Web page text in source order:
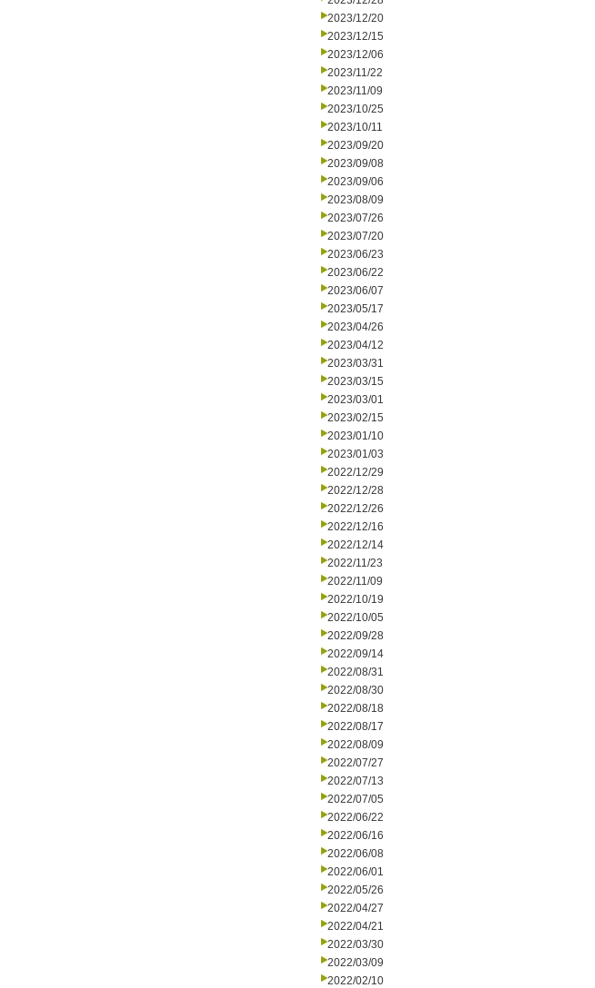
2023/12/20
2023/12/15
2023/12/06
2023/11/22
2023/11/09
2023/10/25
2023/10/11
2023/09/20
2023/09/08
2023/09/06
2023/08/09
2023/07/26
2023/07/20
2023/06/23
2023/06/22
2023/06/07
2023/05/17
2023/04/26
2023/04/12
2023/03/31
2023/03/15
2023/03/01
2023/02/15
2023/01/10
2023/01/03
2022/12/29
2022/12/28
2022/12/26
2022/12/16
2022/12/14
2022/11/23
2022/11/09
2022/10/19
2022/10/05
2022/09/28
2022/09/14
2022/08/31
2022/08/30
2022/08/18
2022/08/17
2022/08/09
2022/07/27
2022/07/13
2022/07/05
2022/06/22
2022/06/16
2022/06/08
2022/06/01
2022/05/26
2022/04/27
2022/04/21
2022/03/30
2022/03/09
2022/02/10